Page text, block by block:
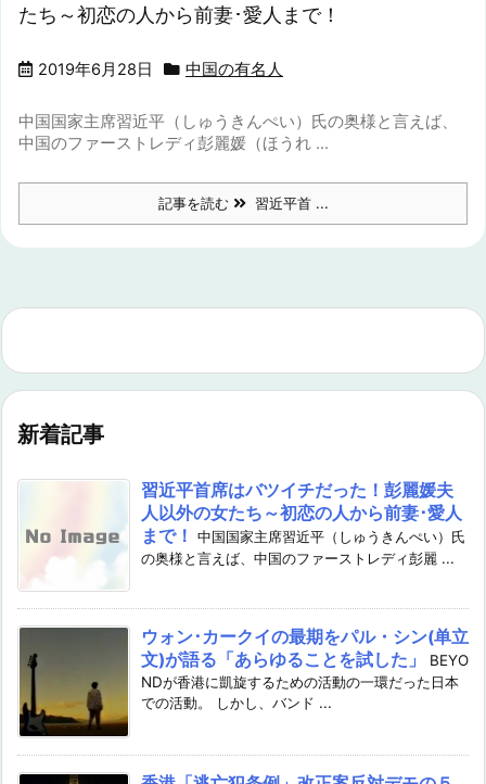
たち～初恋の人から前妻･愛人まで！
2019年6月28日 中国の有名人
中国国家主席習近平（しゅうきんぺい）氏の奥様と言えば、
中国のファーストレディ彭麗媛（ほうれ ...
記事を読む 習近平首 ...
新着記事
習近平首席はバツイチだった！彭麗媛夫
人以外の女たち～初恋の人から前妻･愛人
まで！
中国国家主席習近平（しゅうきんぺい）氏
の奥様と言えば、中国のファーストレディ彭麗 ...
ウォン･カークイの最期をパル・シン(单立
文)が語る「あらゆることを試した」
BEYO
NDが香港に凱旋するための活動の一環だった日本
での活動。 しかし、バンド ...